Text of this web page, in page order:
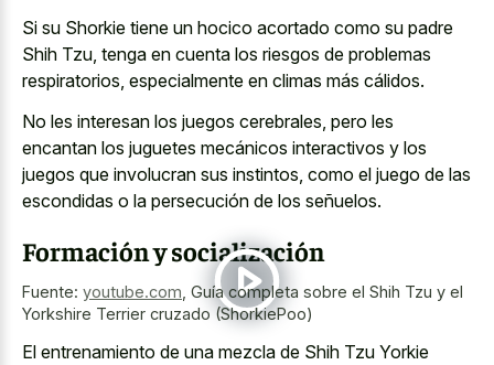
Si su Shorkie tiene un hocico acortado como su padre
Shih Tzu, tenga en cuenta los riesgos de problemas
respiratorios, especialmente en climas más cálidos.
No les interesan los juegos cerebrales, pero les
encantan los juguetes mecánicos interactivos y los
juegos que involucran sus instintos, como el juego de las
escondidas o la persecución de los señuelos.
Formación y socialización
Fuente: youtube.com Guía completa sobre el Shih Tzu y el
Yorkshire Terrier cruzado (ShorkiePoo)
El entrenamiento de una mezcla de Shih Tzu Yorkie